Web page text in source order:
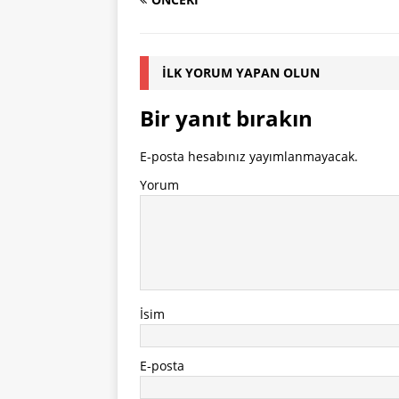
İLK YORUM YAPAN OLUN
Bir yanıt bırakın
E-posta hesabınız yayımlanmayacak.
Yorum
İsim
E-posta